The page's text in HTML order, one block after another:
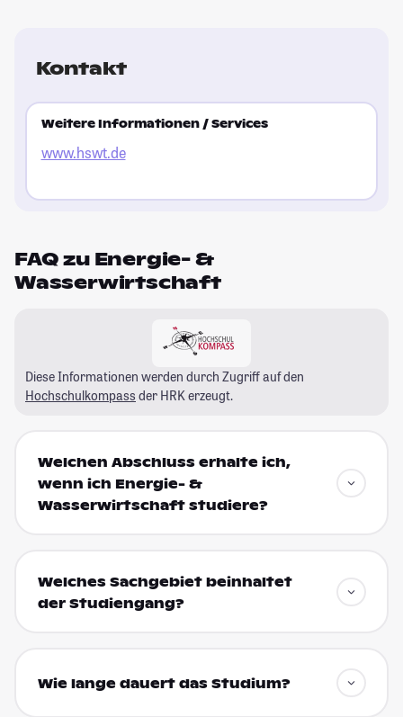
Kontakt
Weitere Informationen / Services
www.hswt.de
FAQ zu Energie- &
Wasserwirtschaft
Diese Informationen werden durch Zugriff auf den
Hochschulkompass der HRK erzeugt.
Welchen Abschluss erhalte ich,
wenn ich Energie- &
Wasserwirtschaft studiere?
Welches Sachgebiet beinhaltet
der Studiengang?
Wie lange dauert das Studium?